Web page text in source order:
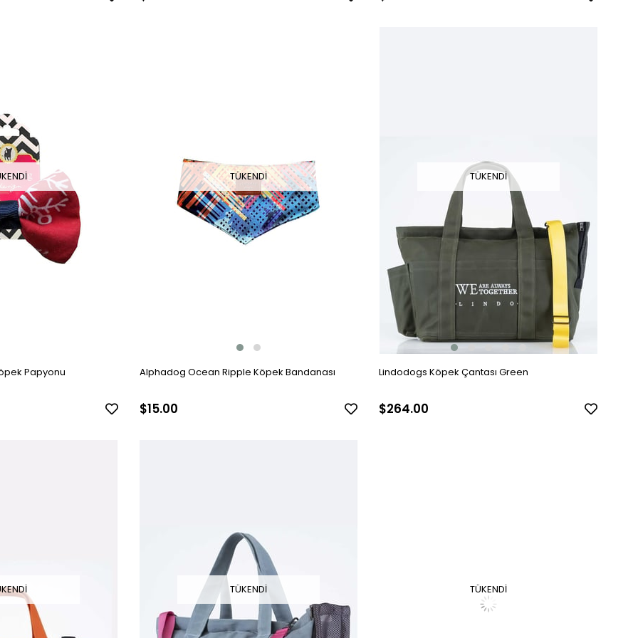
Papyonu
TÜKENDI
Alphadog Ocean Ripple Köpek Bandanası
$15.00
TÜKENDI
Lindodogs Köpek Çantası Green
$264.00
TÜKENDI TÜKENDI